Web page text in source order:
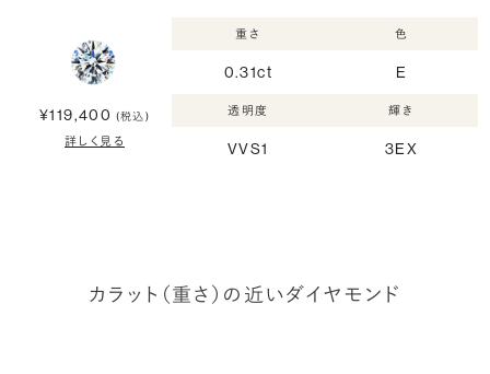
¥119,400 (税込)
詳しく見る
重さ
0.31ct
色
E
透明度
VVS1
輝き
3EX
カラット（重さ）の近いダイヤモンド